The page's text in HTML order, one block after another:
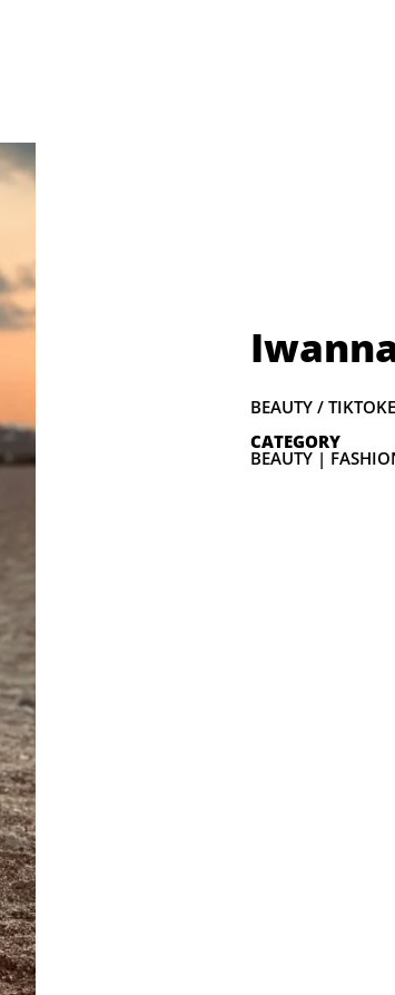
BEAUTY /
CATEGORY
BEAUTY |